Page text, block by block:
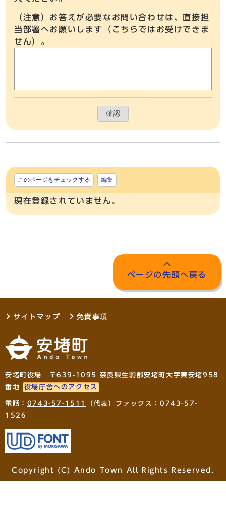
（注意）お答えが必要なお問い合わせは、直接担
当部署へお願いします（こちらではお受けできま
せん）。
確認
このページをチェックする 編集
現在登録されていません。
ページの先頭へ戻る
サイトマップ 免責事項
安堵町役場 〒639-1095 奈良県生駒郡安堵町大字東安堵958
番地
役場庁舎へのアクセス
電話： 0743-57-1511
（代表）ファックス：0743-57-
1526
Copyright (C) Ando Town All Rights Reserved.